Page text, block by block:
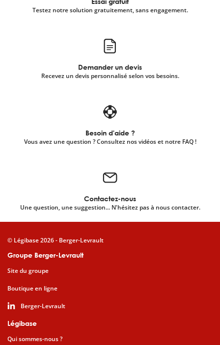
Testez notre solution gratuitement, sans engagement.
Demander un devis
Recevez un devis personnalisé selon vos besoins.
Besoin d'aide ?
Vous avez une question ? Consultez nos vidéos et notre FAQ !
Contactez-nous
Une question, une suggestion... N'hésitez pas à nous contacter.
Groupe Berger-Levrault
Site du groupe
Boutique en ligne
Berger-Levrault
Légibase
Qui sommes-nous ?
© Légibase 2026 - Berger-Levrault